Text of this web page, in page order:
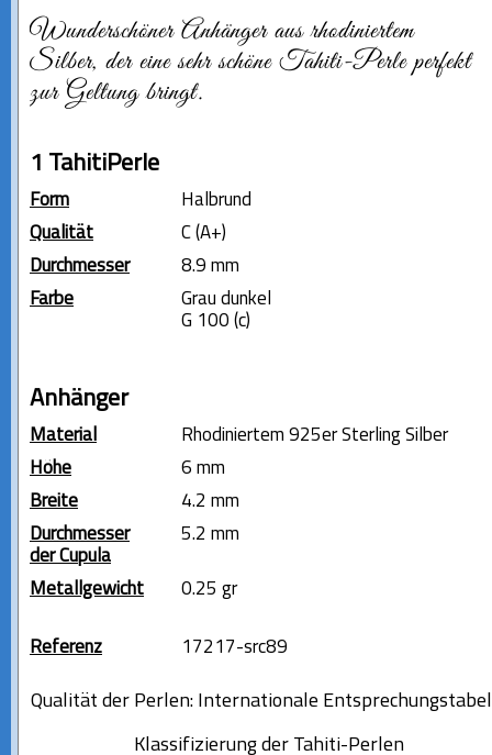
Wunderschöner Anhänger aus rhodiniertem
Silber, der eine sehr schöne Tahiti-Perle perfekt
zur Geltung bringt.
1 TahitiPerle
Form
Halbrund
Qualität
C (A+)
Durchmesser
8.9 mm
Farbe
Grau dunkel
G 100 (c)
Anhänger
Material
Rhodiniertem 925er Sterling Silber
Höhe
6 mm
Breite
4.2 mm
Durchmesser
der Cupula
5.2 mm
Metallgewicht 0.25 gr
Referenz 17217-src89
Qualität der Perlen: Internationale
Klassifizierung der Tahiti-Perlen